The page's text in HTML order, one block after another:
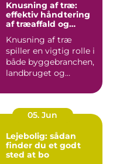
Knusning af træ:
effektiv håndtering
af træaffald og
Knusning af træ
spiller en vigtig rolle i
både byggebranchen,
landbruget og
05. Jun
Lejebolig: sådan
finder du et godt
sted at bo